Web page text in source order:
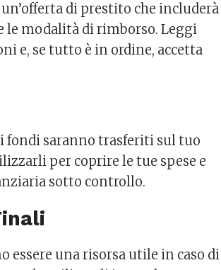
di prestito che includerà
le modalità di rimborso. Leggi
e, se tutto è in ordine, accetta
fondi saranno trasferiti sul tuo
per coprire le tue spese e
sotto controllo.
essere una risorsa utile in caso di